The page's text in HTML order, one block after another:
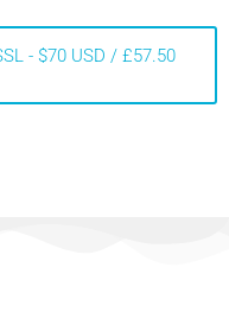
- $70 USD / £57.50